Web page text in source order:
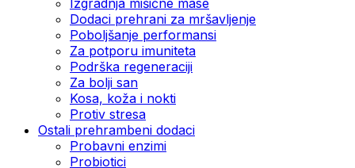
Dodaci prehrani za mršavljenje
Poboljšanje performansi
Za potporu imuniteta
Podrška regeneraciji
Za bolji san
Kosa, koža i nokti
Protiv stresa
Ostali prehrambeni dodaci
Probavni enzimi
Probiotici